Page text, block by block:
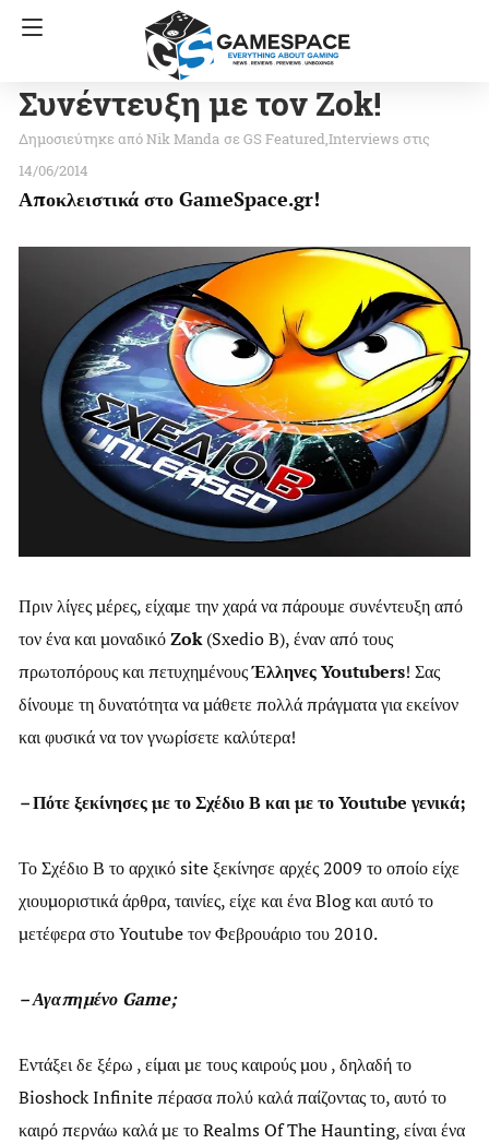
Συνέντευξη με τον Zok!
Nik Manda σε GS FeaturedInterviews στις
14/06/2014
Αποκλειστικά στο GameSpace.gr!
Πριν λίγες μέρες, είχαμε την χαρά να πάρουμε συνέντευξη από
τον ένα και μοναδικόZok(Sxedio B), έναν από τους
πρωτοπόρους και πετυχημένουςΈλληνες Youtubers! Σας
δίνουμε τη δυνατότητα να μάθετε πολλά πράγματα για εκείνον
και φυσικά να τον γνωρίσετε καλύτερα!
–Πότε ξεκίνησες με το Σχέδιο Β και με το Youtube γενικά;
Το Σχέδιο Β το αρχικό site ξεκίνησε αρχές 2009 το οποίο είχε
χιουμοριστικά άρθρα, ταινίες, είχε και ένα Blog και αυτό το
μετέφερα στο Youtube τον Φεβρουάριο του 2010.
– Αγαπημένο Game;
Εντάξει δε ξέρω , είμαι με τους καιρούς μου , δηλαδή το
Bioshock Infinite πέρασα πολύ καλά παίζοντας το, αυτό το
καιρό περνάω καλά με το Realms Of The Haunting, είναι ένα